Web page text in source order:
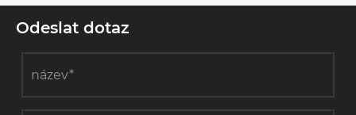
Odeslat dotaz